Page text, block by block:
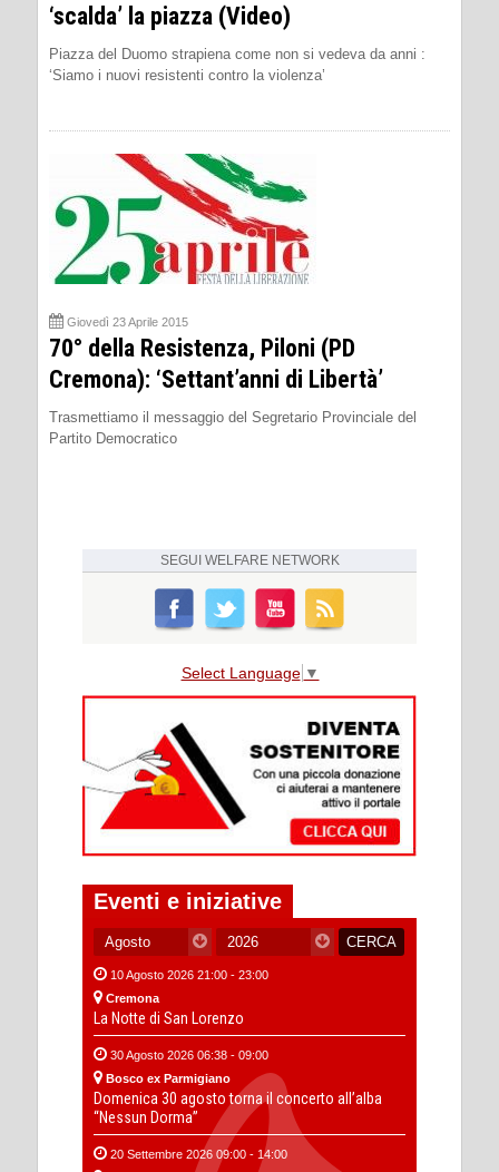
‘scalda’ la piazza (Video)
Piazza del Duomo strapiena come non si vedeva da anni :
‘Siamo i nuovi resistenti contro la violenza’
Giovedì 23 Aprile 2015
70° della Resistenza, Piloni (PD
Cremona): ‘Settant’anni di Libertà’
Trasmettiamo il messaggio del Segretario Provinciale del
Partito Democratico
SEGUI WELFARE NETWORK
Select Language ▼
Eventi e iniziative
10 Agosto 2026 21:00 - 23:00
Cremona
La Notte di San Lorenzo
30 Agosto 2026 06:38 - 09:00
Bosco ex Parmigiano
Domenica 30 agosto torna il concerto all’alba
“Nessun Dorma”
20 Settembre 2026 09:00 - 14:00